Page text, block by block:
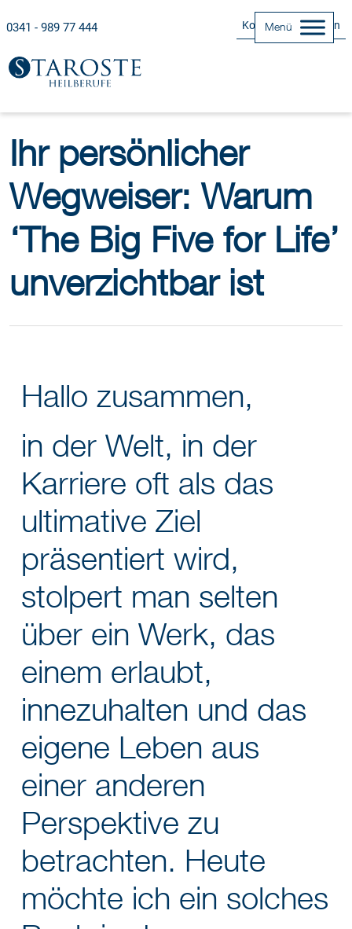
0341 - 989 77 444 Kontakt Aufnehmen
Menü
Ihr persönlicher
Wegweiser: Warum
‘The Big Five for Life’
unverzichtbar ist
Hallo zusammen,
in der Welt, in der
Karriere oft als das
ultimative Ziel
präsentiert wird,
stolpert man selten
über ein Werk, das
einem erlaubt,
innezuhalten und das
eigene Leben aus
einer anderen
Perspektive zu
betrachten. Heute
möchte ich ein solches